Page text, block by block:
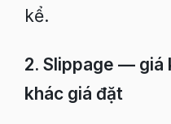
kể.
2. Slippage — giá
khác giá đặt